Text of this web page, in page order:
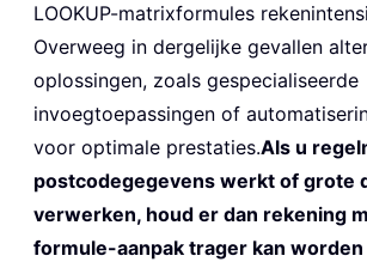
LOOKUP-matrixformules
Overweeg in dergelijke gevallen
oplossingen, zoals gespecialiseerde
invoegtoepassingen of
voor optimale prestaties.Als u
postcodegegevens werkt of grote
verwerken, houd er dan rekening
formule-aanpak trager kan